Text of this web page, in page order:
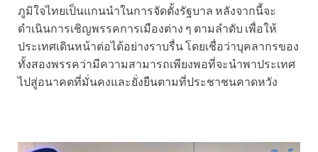
ภูมิใจไทยเป็นแกนนำในการจัดตั้งรัฐบาล หลังจากนี้จะ
ดำเนินการเชิญพรรคการเมืองต่าง ๆ ตามลำดับ เพื่อให้
ประเทศเดินหน้าต่อได้อย่างราบรื่น โดยเชื่อว่าบุคลากรของ
ทั้งสองพรรคว่ามีความสามารถเพียงพอที่จะนำพาประเทศ
ไปสู่อนาคตที่มั่นคงและยั่งยืนตามที่ประชาชนคาดหวัง